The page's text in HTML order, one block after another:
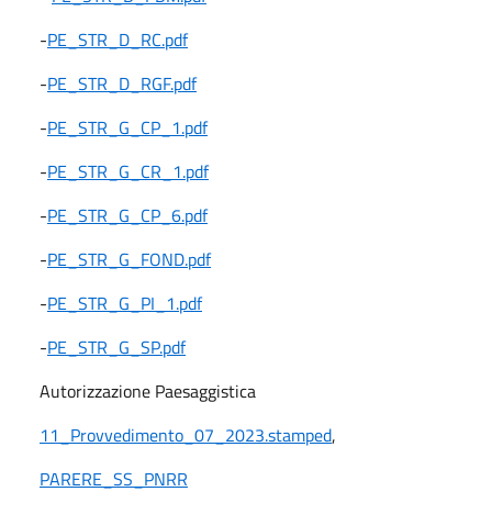
-PE_STR_D_RC.pdf
-PE_STR_D_RGF.pdf
-PE_STR_G_CP_1.pdf
-PE_STR_G_CR_1.pdf
-PE_STR_G_CP_6.pdf
-PE_STR_G_FOND.pdf
-PE_STR_G_PI_1.pdf
-PE_STR_G_SP.pdf
Autorizzazione Paesaggistica
11_Provvedimento_07_2023.stamped,
PARERE_SS_PNRR